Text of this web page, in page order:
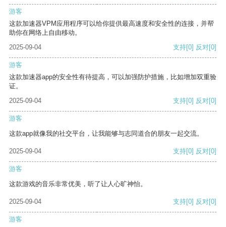
游客
这款加速器VPM应用程序可以给你提供最高速度和安全性的连接，并帮
助你在网络上自由移动。
2025-09-04
支持[0] 反对[0]
游客
这款加速器app的安全性有待提高，可以加强防护措施，比如增加双重验
证。
2025-09-04
支持[0] 反对[0]
游客
这款app就像我的社交平台，让我能够与志同道合的朋友一起交流。
2025-09-04 支持[0] 反对[0]
游客
这款游戏的音乐非常优美，听了让人心旷神怡。
2025-09-04 支持[0] 反对[0]
游客